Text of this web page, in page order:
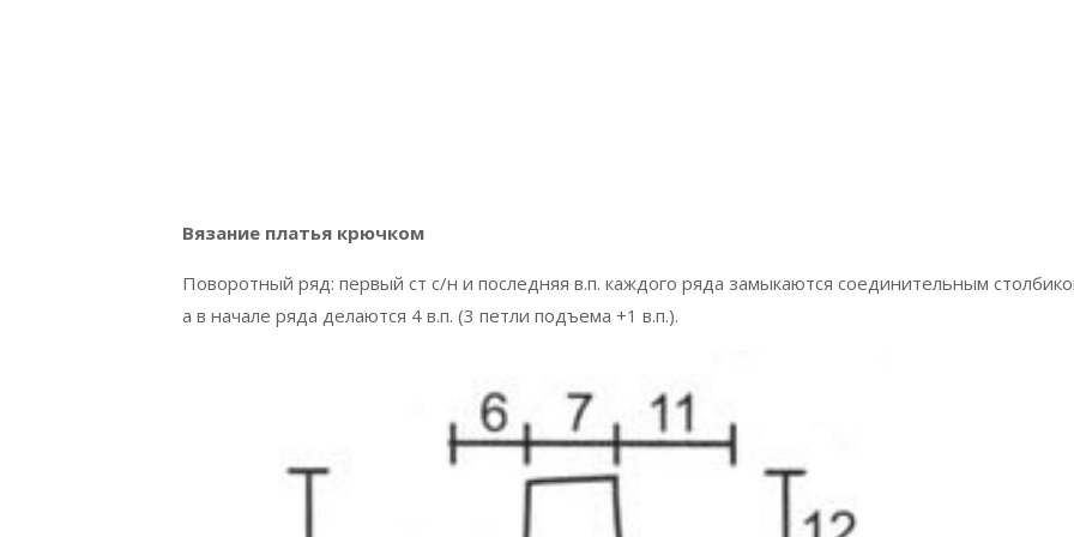
Вязание платья крючком
Поворотный ряд: первый ст с/н и последняя в.п. каждого ряда замыкаются соединительным
а в начале ряда делаются 4 в.п. (3 петли подъема +1 в.п.).